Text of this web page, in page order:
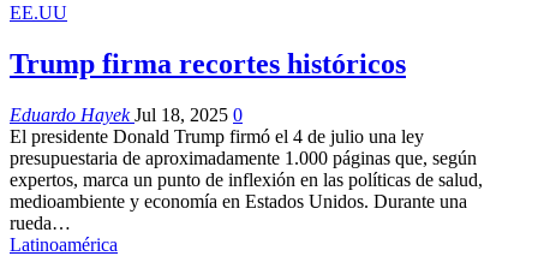
EE.UU
Trump firma recortes históricos
Eduardo HayekJul 18, 2025 0
El presidente Donald Trump firmó el 4 de julio una ley
presupuestaria de aproximadamente 1.000 páginas que, según
expertos, marca un punto de inflexión en las políticas de salud,
medioambiente y economía en Estados Unidos. Durante una
rueda…
Latinoamérica